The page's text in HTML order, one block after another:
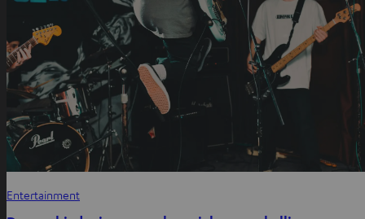
Entertainment